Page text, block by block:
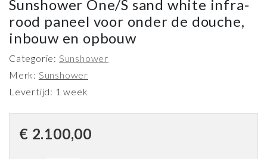
Sunshower One/S sand white infra-
rood paneel voor onder de douche,
inbouw en opbouw
Categorie: Sunshower
Merk: Sunshower
Levertijd: 1 week
€ 2.100,00